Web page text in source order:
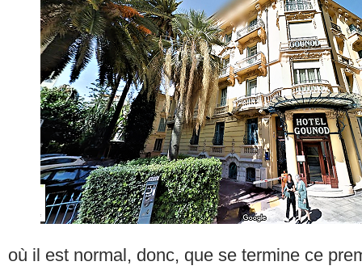
où il est normal, donc, que se termine ce